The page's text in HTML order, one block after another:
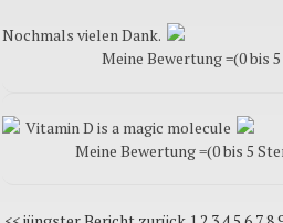
Nochmals vielen Dank.
Meine Bewertung =(0 bis
Vitamin D is a magic molecule
Meine Bewertung =(0 bis 5